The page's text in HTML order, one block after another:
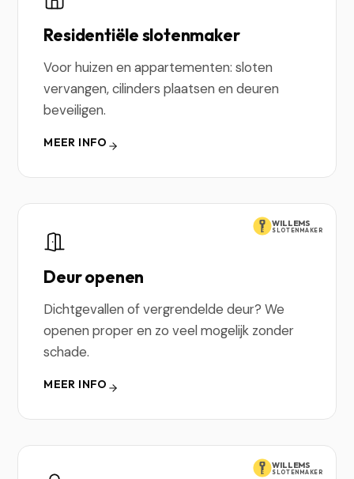
Residentiële slotenmaker
Voor huizen en appartementen: sloten
vervangen, cilinders plaatsen en deuren
beveiligen.
MEER INFO
WILLEMS
SLOTENMAKER
Deur openen
Dichtgevallen of vergrendelde deur? We
openen proper en zo veel mogelijk zonder
schade.
MEER INFO
WILLEMS
SLOTENMAKER